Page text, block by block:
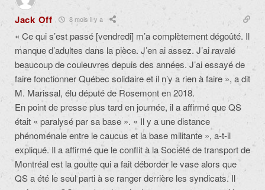
Jack Off 8 mois il y a
« Ce qui s’est passé [vendredi] m’a complètement dégoûté. Il
manque d’adultes dans la pièce. J’en ai assez. J’ai ravalé
beaucoup de couleuvres depuis des années. J’ai essayé de
faire fonctionner Québec solidaire et il n’y a rien à faire », a dit
M. Marissal, élu député de Rosemont en 2018.
En point de presse plus tard en journée, il a affirmé que QS
était « paralysé par sa base ». « Il y a une distance
phénoménale entre le caucus et la base militante », a-t-il
expliqué. Il a affirmé que le conflit à la Société de transport de
Montréal est la goutte qui a fait déborder le vase alors que
QS a été le seul parti à se ranger derrière les syndicats. Il